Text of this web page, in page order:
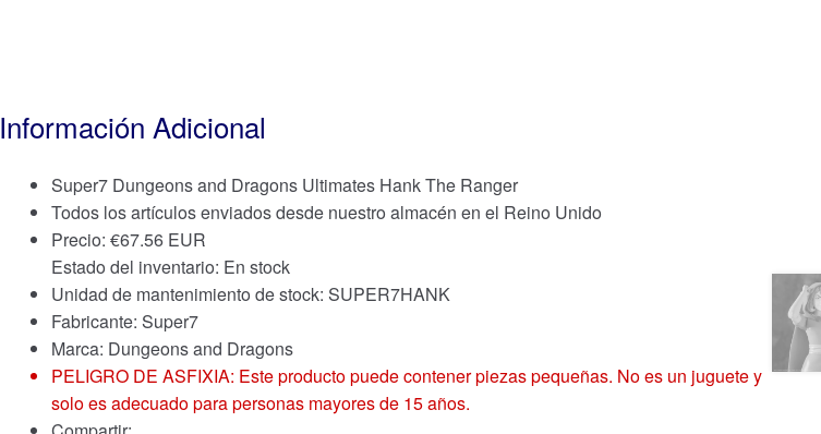
Información Adicional
Super7 Dungeons and Dragons Ultimates Hank The Ranger
Todos los artículos enviados desde nuestro almacén en el Reino Unido
Precio: €67.56 EUR
Estado del inventario: En stock
Unidad de mantenimiento de stock: SUPER7HANK
Fabricante: Super7
Marca: Dungeons and Dragons
PELIGRO DE ASFIXIA: Este producto puede contener piezas pequeñas. No es un juguete y
solo es adecuado para personas mayores de 15 años.